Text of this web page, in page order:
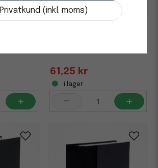
+
61,25 kr
i lager
- +
Privatkund (inkl. moms)